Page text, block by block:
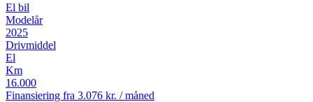
El bil
Modelår
2025
Drivmiddel
El
Km
16.000
Finansiering fra 3.076 kr. / måned